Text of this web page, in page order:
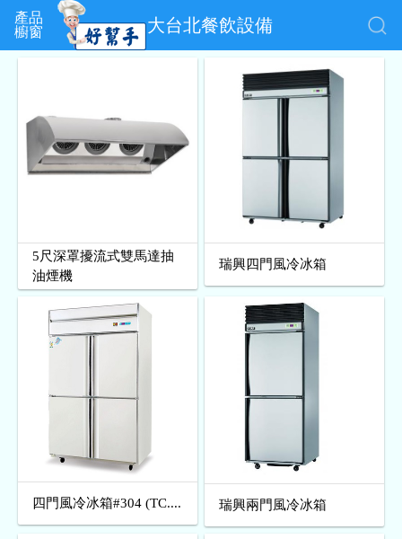
產品
櫥窗
大台北餐飲設備
5尺深罩擾流式雙馬達抽
油煙機
瑞興四門風冷冰箱
四門風冷冰箱#304 (TC.... 瑞興兩門風冷冰箱